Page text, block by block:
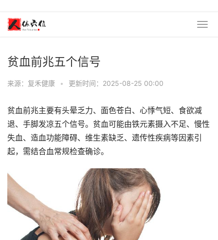
贫血前兆五个信号
来源：复禾健康 • 更新时间：2025-08-25 00:00
贫血前兆主要有头晕乏力、面色苍白、心悸气短、食欲减
退、手脚发凉五个信号。贫血可能由铁元素摄入不足、慢性
失血、造血功能障碍、维生素缺乏、遗传性疾病等因素引
起，需结合血常规检查确诊。